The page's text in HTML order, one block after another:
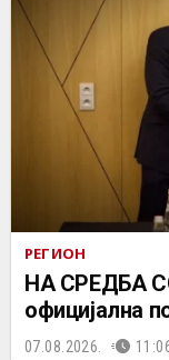
РЕГИОН
НА СРЕДБА
официјална
07.08.2026.